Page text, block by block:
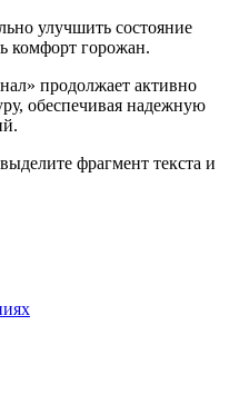
улучшить состояние
комфорт горожан.
продолжает активно
обеспечивая надежную
фрагмент текста и